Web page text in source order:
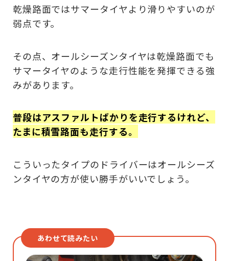
乾燥路面ではサマータイヤより滑りやすいのが
弱点です。
その点、オールシーズンタイヤは乾燥路面でも
サマータイヤのような走行性能を発揮できる強
みがあります。
普段はアスファルトばかりを走行するけれど、
たまに積雪路面も走行する。
こういったタイプのドライバーはオールシーズ
ンタイヤの方が使い勝手がいいでしょう。
あわせて読みたい